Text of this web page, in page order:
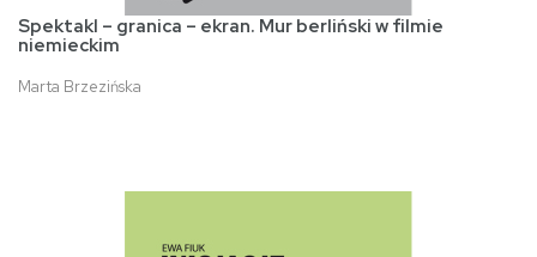
Spektakl – granica – ekran. Mur berliński w filmie
niemieckim
Marta Brzezińska